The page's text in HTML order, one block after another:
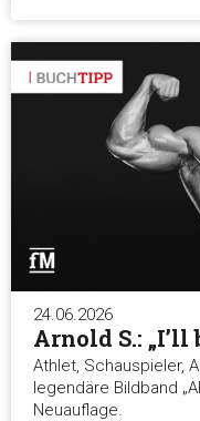
24.06.2026
Arnold S.: „I’ll
Athlet, Schauspieler,
legendäre Bildband
Neuauflage.